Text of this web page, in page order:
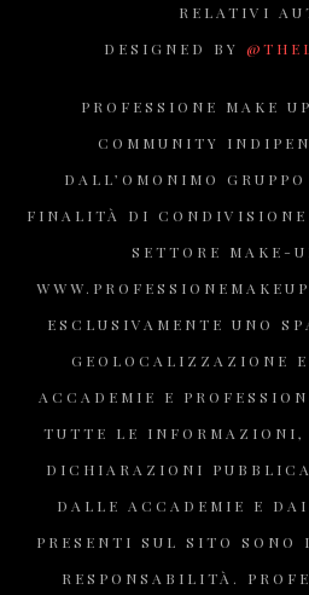
RELATIVI
DESIGNED BY
PROFESSIONE MAKE
COMMUNITY
DALL’OMONIMO
FINALITÀ DI CONDIVISIONE
SETTORE MAKE-
ESCLUSIVAMENTE UNO
GEOLOCALIZZAZIONE
ACCADEMIE E
TUTTE LE
DICHIARAZIONI
DALLE ACCADEMIE E
PRESENTI SUL SITO SONO
RESPONSABILITÀ.